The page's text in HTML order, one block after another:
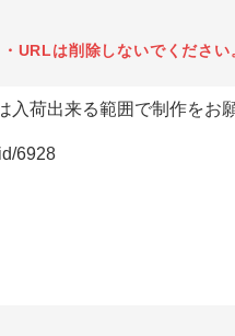
URLは削除しないでください